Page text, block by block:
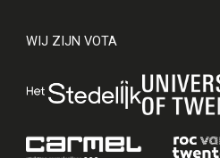
WIJ ZIJN VOTA